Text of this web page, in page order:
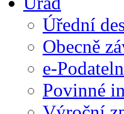
Úřední
Obecně
e-
Povinné